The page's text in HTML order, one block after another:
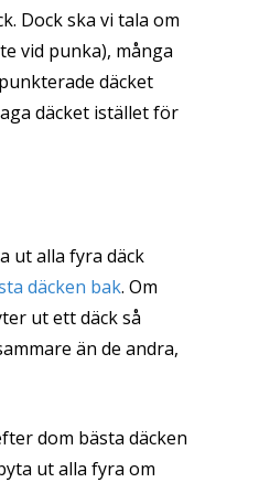
Dock ska vi tala om
vid punka), många
däcket
däcket istället för
ut alla fyra däck
däcken bak. Om
ut ett däck så
än de andra,
dom bästa däcken
ut alla fyra om